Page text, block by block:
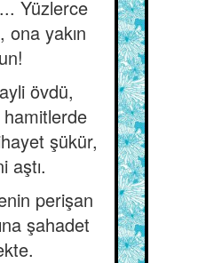
Yüzlerce
ona yakın
övdü,
şükür,
aştı.
perişan
şahadet